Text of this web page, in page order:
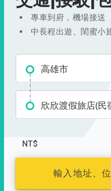
專車到府，機場接送
中長程出遊、閨蜜小
高雄市
欣欣渡假旅店(民
NT$
輸入地址、